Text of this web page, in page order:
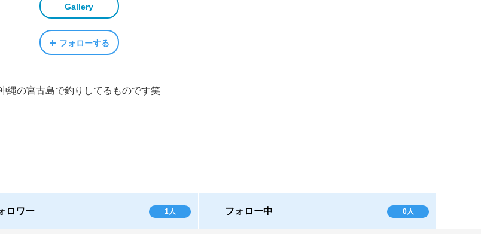
Gallery
フォローする
縄の宮古島で釣りしてるものです笑
ロワー 1人 フォロー中 0人